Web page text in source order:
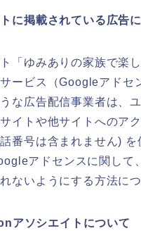
に掲載されている広告
「ゆみありの家族で楽
ービス（Googleアドセ
な広告配信事業者は、
イトや他サイトへのア
番号は含まれません) を
アドセンスに関して
ないようにする方法につ
アソシエイトについて